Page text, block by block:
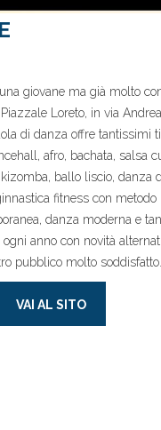
giovane ma già molto
Loreto, in via
di danza offre tantissimi
afro, bachata, salsa
ballo liscio, danza
fitness con metodo
danza moderna e
anno con novità
pubblico molto soddisfatto.
VAI AL SITO